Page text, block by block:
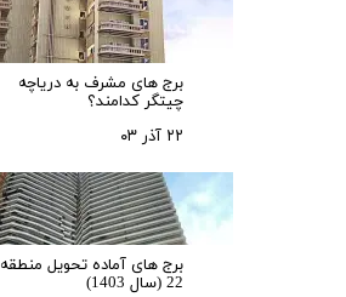
برج های مشرف به دریاچه
چیتگر کدامند؟
۲۲ آذر ۰۳
برج های آماده تحویل منطقه
22 (سال 1403)